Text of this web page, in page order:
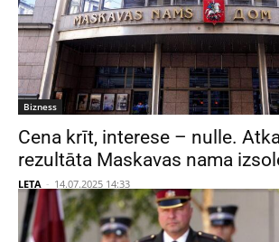
Bizness
Cena krīt, interese – nulle.
rezultāta Maskavas nama
LETA - 14.07.2025 14:33